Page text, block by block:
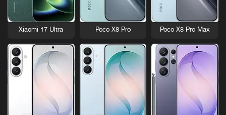
Poco X8 Pro Max
Poco X8 Pro
Xiaomi 17 Ultra